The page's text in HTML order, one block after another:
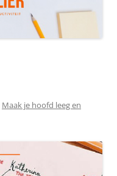
Maak je hoofd leeg en